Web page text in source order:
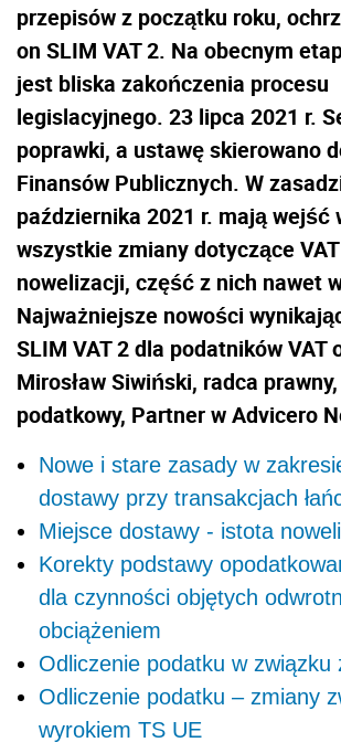
przepisów z początku roku,
on SLIM VAT 2. Na obecnym
jest bliska zakończenia procesu
legislacyjnego. 23 lipca 2021 r.
poprawki, a ustawę skierowano
Finansów Publicznych. W
października 2021 r. mają wejść
wszystkie zmiany dotyczące
nowelizacji, część z nich nawet
Najważniejsze nowości
SLIM VAT 2 dla podatników VAT
Mirosław Siwiński, radca
podatkowy, Partner w Advicero
Nowe i stare zasady w
dostawy przy transakcjach
Miejsce dostawy - istota
Korekty podstawy
dla czynności objętych
obciążeniem
Odliczenie podatku w związku
Odliczenie podatku – zmiany
wyrokiem TS UE